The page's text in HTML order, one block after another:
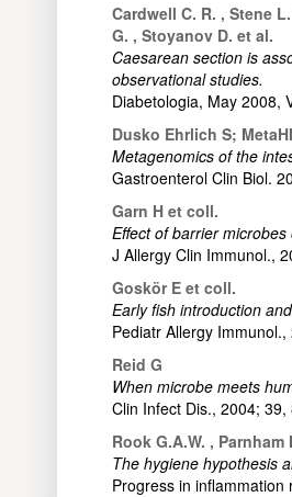
Cardwell C. R. , Stene
G. , Stoyanov D. et al.
Caesarean section is
observational studies.
Diabetologia, May 2008,
Dusko Ehrlich S;
Metagenomics of the
Gastroenterol Clin Biol.
Garn H et coll.
Effect of barrier
J Allergy Clin Immunol.,
Goskör E et coll.
Early fish introduction
Pediatr Allergy
Reid G
When microbe meets
Clin Infect Dis., 2004; 39,
Rook G.A.W. , Parnham
The hygiene hypothesis
Progress in inflammation